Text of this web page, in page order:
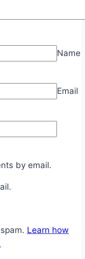
Name
Email
by email.
Learn how